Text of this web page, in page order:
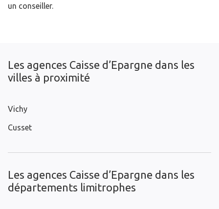
un conseiller.
Les agences Caisse d’Epargne dans les
villes à proximité
Vichy
Cusset
Les agences Caisse d’Epargne dans les
départements limitrophes